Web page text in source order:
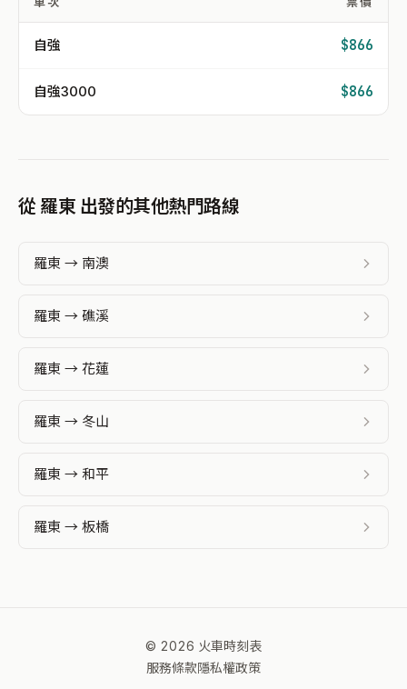
自強 $866
自強3000 $866
從 羅東 出發的其他熱門路線
羅東 → 南澳
羅東 → 礁溪
羅東 → 花蓮
羅東 → 冬山
羅東 → 和平
羅東 → 板橋
© 2026 火車時刻表
服務條款隱私權政策